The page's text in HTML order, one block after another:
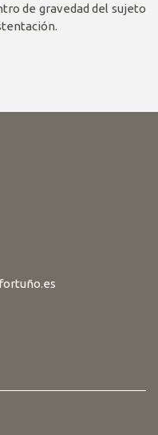
de gravedad del sujeto